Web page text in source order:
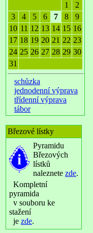
1
2
3
4 5 6 7 8
9
10 11 12 13 14 15 16
17 18 19 20 21 22 23
24 25 26 27 28 29 30
31
schůzka
jednodenní výprava
třídenní výprava
tábor
Březové lístky
Pyramidu
Březových
lístků
naleznete zde.
Kompletní
pyramida
v souboru ke
stažení
je zde.